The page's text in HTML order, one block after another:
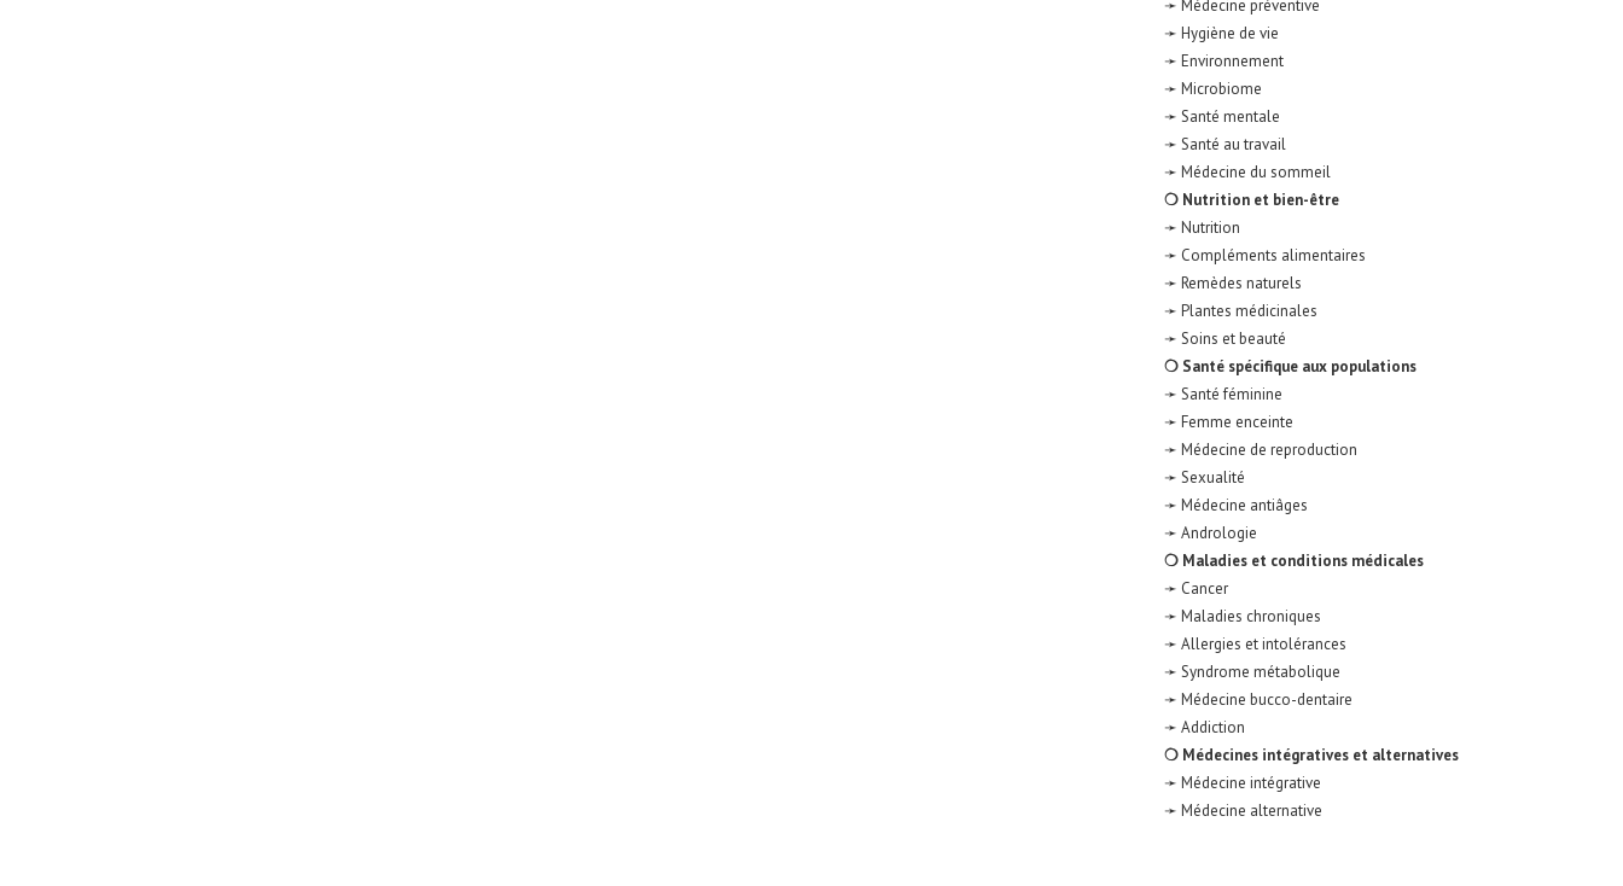
➛ Médecine préventive
➛ Hygiène de vie
➛ Environnement
➛ Microbiome
➛ Santé mentale
➛ Santé au travail
➛ Médecine du sommeil
❍ Nutrition et bien-être
➛ Nutrition
➛ Compléments alimentaires
➛ Remèdes naturels
➛ Plantes médicinales
➛ Soins et beauté
❍ Santé spécifique aux populations
➛ Santé féminine
➛ Femme enceinte
➛ Médecine de reproduction
➛ Sexualité
➛ Médecine antiâges
➛ Andrologie
❍ Maladies et conditions médicales
➛ Cancer
➛ Maladies chroniques
➛ Allergies et intolérances
➛ Syndrome métabolique
➛ Médecine bucco-dentaire
➛ Addiction
❍ Médecines intégratives et alternatives
➛ Médecine intégrative
➛ Médecine alternative